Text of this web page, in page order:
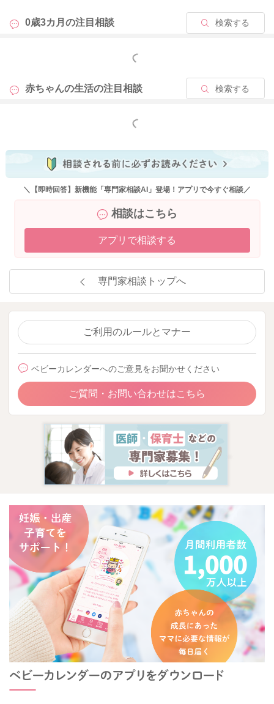
0歳3カ月の注目相談 検索する
もっと見る
赤ちゃんの生活の注目相談 検索する
もっと見る
＼【即時回答】新機能「専門家相談AI」登場！アプリで今すぐ相談／
相談はこちら
アプリで相談する
専門家相談トップへ
ご利用のルールとマナー
ベビーカレンダーへのご意見をお聞かせください
ご質問・お問い合わせはこちら